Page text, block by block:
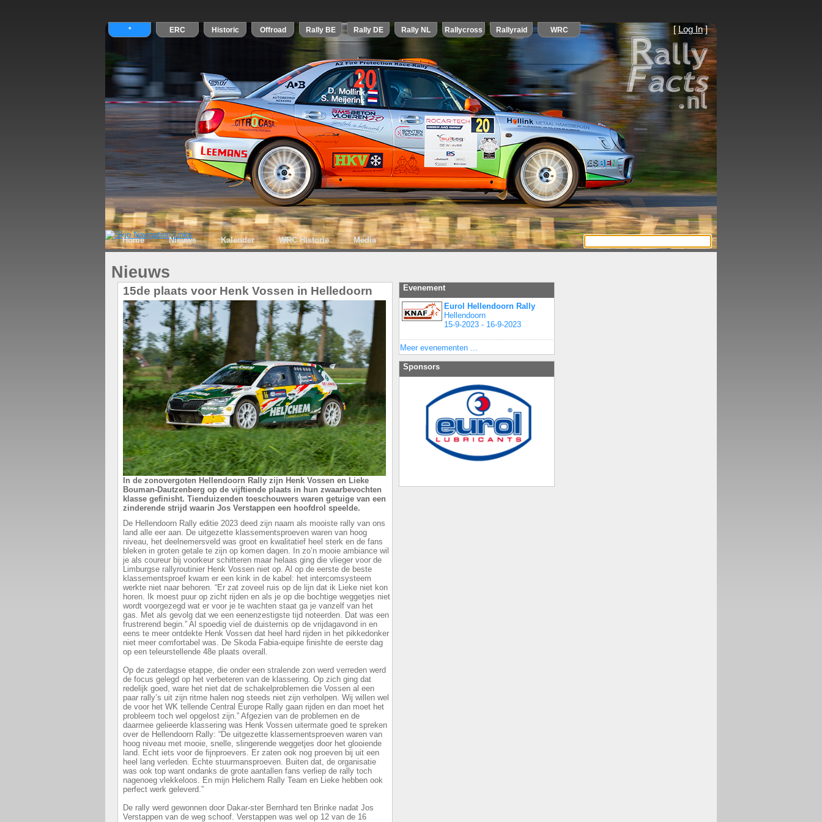
[ Log In]
Home Nieuws Kalender WRC Historie Media
Nieuws
15de plaats voor Henk Vossen in Helledoorn
In de zonovergoten Hellendoorn Rally zijn Henk Vossen en Lieke
Bouman-Dautzenberg op de vijftiende plaats in hun zwaarbevochten
klasse gefinisht. Tienduizenden toeschouwers waren getuige van een
zinderende strijd waarin Jos Verstappen een hoofdrol speelde.
De Hellendoorn Rally editie 2023 deed zijn naam als mooiste rally van ons
land alle eer aan. De uitgezette klassementsproeven waren van hoog
niveau, het deelnemersveld was groot en kwalitatief heel sterk en de fans
bleken in groten getale te zijn op komen dagen. In zo’n mooie ambiance wil
je als coureur bij voorkeur schitteren maar helaas ging die vlieger voor de
Limburgse rallyroutinier Henk Vossen niet op. Al op de eerste de beste
klassementsproef kwam er een kink in de kabel: het intercomsysteem
werkte niet naar behoren. “Er zat zoveel ruis op de lijn dat ik Lieke niet kon
horen. Ik moest puur op zicht rijden en als je op die bochtige weggetjes niet
wordt voorgezegd wat er voor je te wachten staat ga je vanzelf van het
gas. Met als gevolg dat we een eenenzestigste tijd noteerden. Dat was een
frustrerend begin.” Al spoedig viel de duisternis op de vrijdagavond in en
eens te meer ontdekte Henk Vossen dat heel hard rijden in het pikkedonker
niet meer comfortabel was. De Skoda Fabia-equipe finishte de eerste dag
op een teleurstellende 48e plaats overall.
Op de zaterdagse etappe, die onder een stralende zon werd verreden werd
de focus gelegd op het verbeteren van de klassering. Op zich ging dat
redelijk goed, ware het niet dat de schakelproblemen die Vossen al een
paar rally’s uit zijn ritme halen nog steeds niet zijn verholpen. Wij willen wel
de voor het WK tellende Central Europe Rally gaan rijden en dan moet het
probleem toch wel opgelost zijn.” Afgezien van de problemen en de
daarmee gelieerde klassering was Henk Vossen uitermate goed te spreken
over de Hellendoorn Rally: “De uitgezette klassementsproeven waren van
hoog niveau met mooie, snelle, slingerende weggetjes door het glooiende
land. Echt iets voor de fijnproevers. Er zaten ook nog proeven bij uit een
heel lang verleden. Echte stuurmansproeven. Buiten dat, de organisatie
was ook top want ondanks de grote aantallen fans verliep de rally toch
nagenoeg vlekkeloos. En mijn Helichem Rally Team en Lieke hebben ook
perfect werk geleverd.”
De rally werd gewonnen door Dakar-ster Bernhard ten Brinke nadat Jos
Verstappen van de weg schoof. Verstappen was wel op 12 van de 16
Evenement
Eurol Hellendoorn Rally
Hellendoorn
15-9-2023 - 16-9-2023
Meer evenementen ...
Sponsors